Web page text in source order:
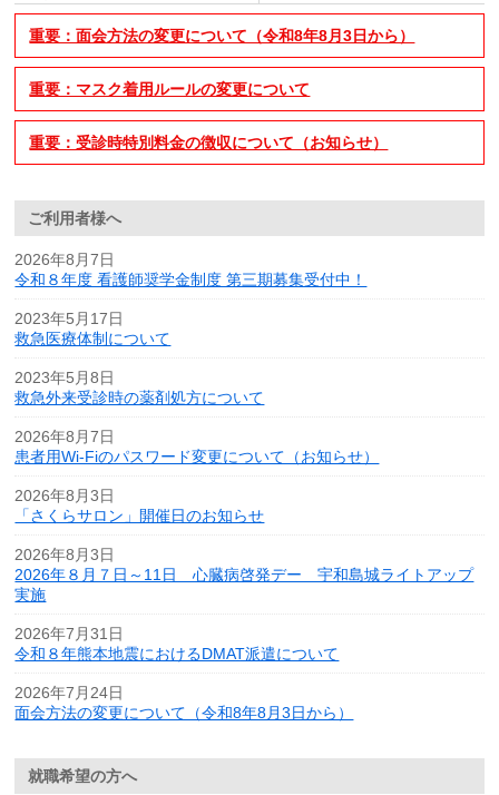
重要：面会方法の変更について（令和8年8月3日から）
重要：マスク着用ルールの変更について
重要：受診時特別料金の徴収について（お知らせ）
ご利用者様へ
2026年8月7日
令和８年度 看護師奨学金制度 第三期募集受付中！
2023年5月17日
救急医療体制について
2023年5月8日
救急外来受診時の薬剤処方について
2026年8月7日
患者用Wi-Fiのパスワード変更について（お知らせ）
2026年8月3日
「さくらサロン」開催日のお知らせ
2026年8月3日
2026年８月７日～11日 心臓病啓発デー 宇和島城ライトアップ
実施
2026年7月31日
令和８年熊本地震におけるDMAT派遣について
2026年7月24日
面会方法の変更について（令和8年8月3日から）
就職希望の方へ